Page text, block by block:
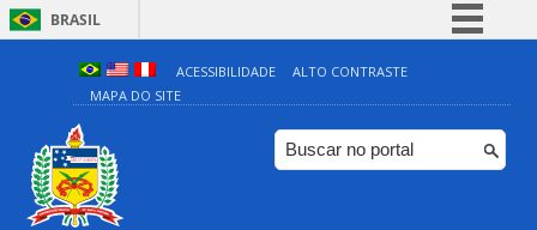
BRASIL
Simplifique!
Comunica BR
Participe
ACESSIBILIDADE
ALTO CONTRASTE
MAPA DO SITE